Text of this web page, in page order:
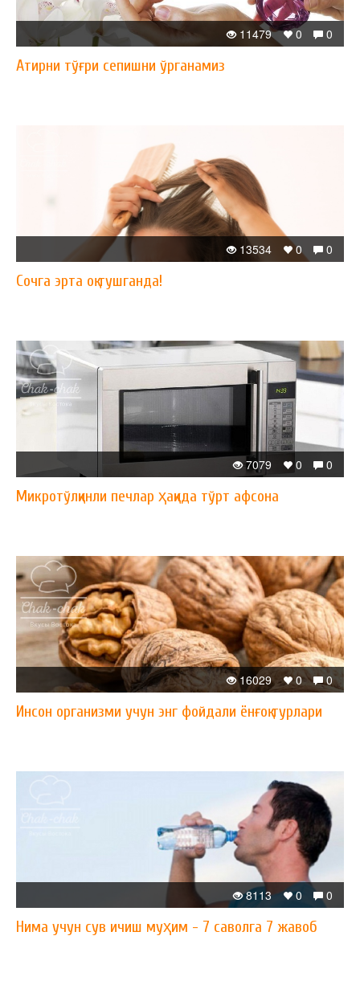
0
0
11479
Атирни тўғри сепишни ўрганамиз
0
0
13534
Сочга эрта оқ тушганда!
0
0
7079
Микротўлқинли печлар ҳақида тўрт афсона
0
0
16029
Инсон организми учун энг фойдали ёнғоқ турлари
0
0
8113
Нима учун сув ичиш муҳим - 7 саволга 7 жавоб